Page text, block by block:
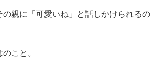
の親に「可愛いね」と話しかけられるの
こと。